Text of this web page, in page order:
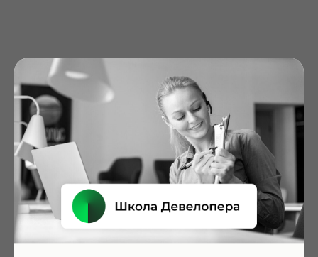
Онлайн-саммит для девелоперов: Тренды в девелопменте. Запрос на
обновление. Блок 2 и 3